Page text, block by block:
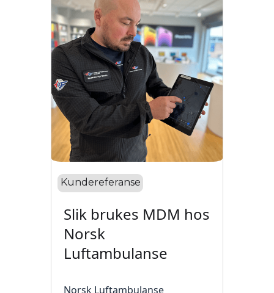
Kundereferanse
Slik brukes MDM hos
Norsk
Luftambulanse
Norsk Luftambulanse